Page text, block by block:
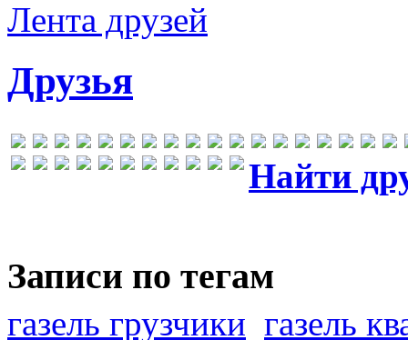
Лента друзей
Друзья
Найти
Записи по тегам
газель грузчики газель